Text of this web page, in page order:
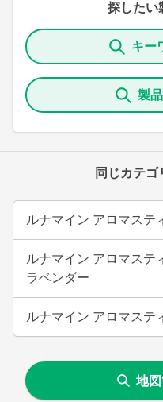
探したい
キー
製
同じカテ
ルナマイン アロマステ
ルナマイン アロマステ
ラベンダー
ルナマイン アロマステ
地